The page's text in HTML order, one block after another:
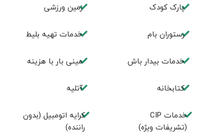
پارک کودک زمین ورزشی
رستوران بام خدمات تهيه بليط
خدمات بیدار باش مینی بار با هزینه
كتابخانه آتلیه
خدمات CIP
(تشریفات ویژه)
کرایه اتومبیل (بدون
راننده)